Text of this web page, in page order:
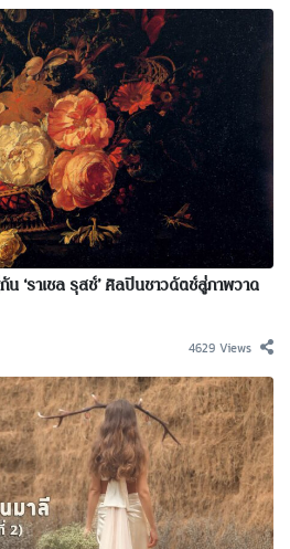
‘ราเชล รุสช์’ ศิลปินชาวดัตช์สู่ภาพวาด
4629 Views